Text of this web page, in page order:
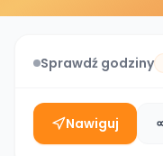
Sprawdź godziny
Nawiguj